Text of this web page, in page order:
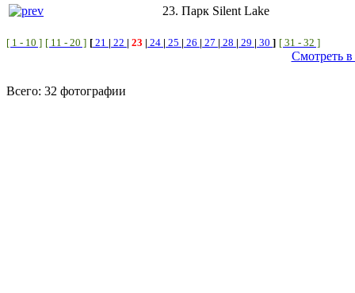
23. Парк Silent Lake
[ 1 - 10 ] [ 11 - 20 ] [ 21 | 22 | 23 | 24 | 25 | 26 | 27 | 28 | 29 | 30 ] [ 31 - 32 ]
Смотреть
Всего: 32 фотографии